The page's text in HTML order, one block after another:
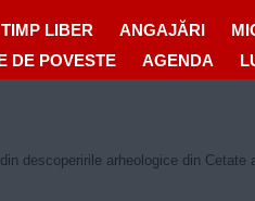
TIMP LIBER ANGAJĂRI
DE POVESTE
AGENDA
descoperirile arheologice din